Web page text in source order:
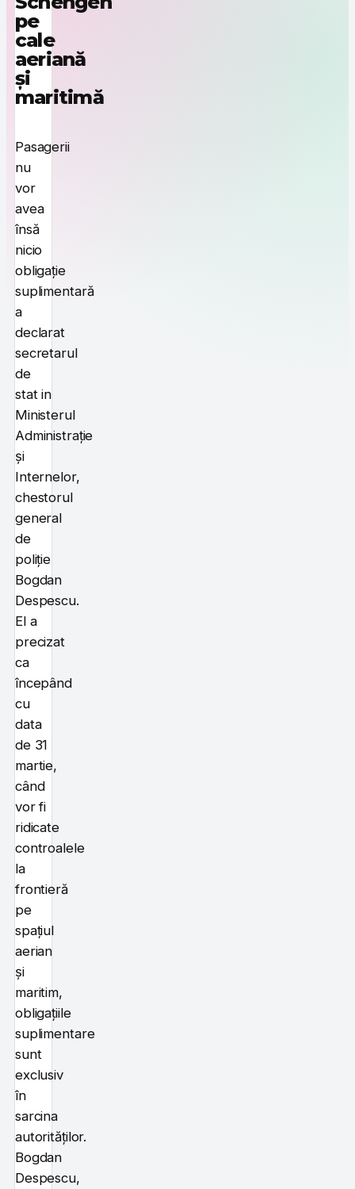
pe
cale
aeriană
și
maritimă
Pasagerii
nu
vor
avea
însă
nicio
obligație
suplimentară
a
declarat
secretarul
de
stat in
Ministerul
Administrație
și
Internelor,
chestorul
general
de
poliție
Bogdan
Despescu.
El a
precizat
ca
începând
cu
data
de 31
martie,
când
vor fi
ridicate
controalele
la
frontieră
pe
spațiul
aerian
și
maritim,
obligațiile
suplimentare
sunt
exclusiv
în
sarcina
autorităților.
Bogdan
Despescu,